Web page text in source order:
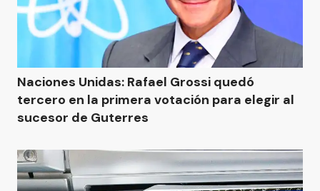
Naciones Unidas: Rafael Grossi quedó
tercero en la primera votación para elegir al
sucesor de Guterres